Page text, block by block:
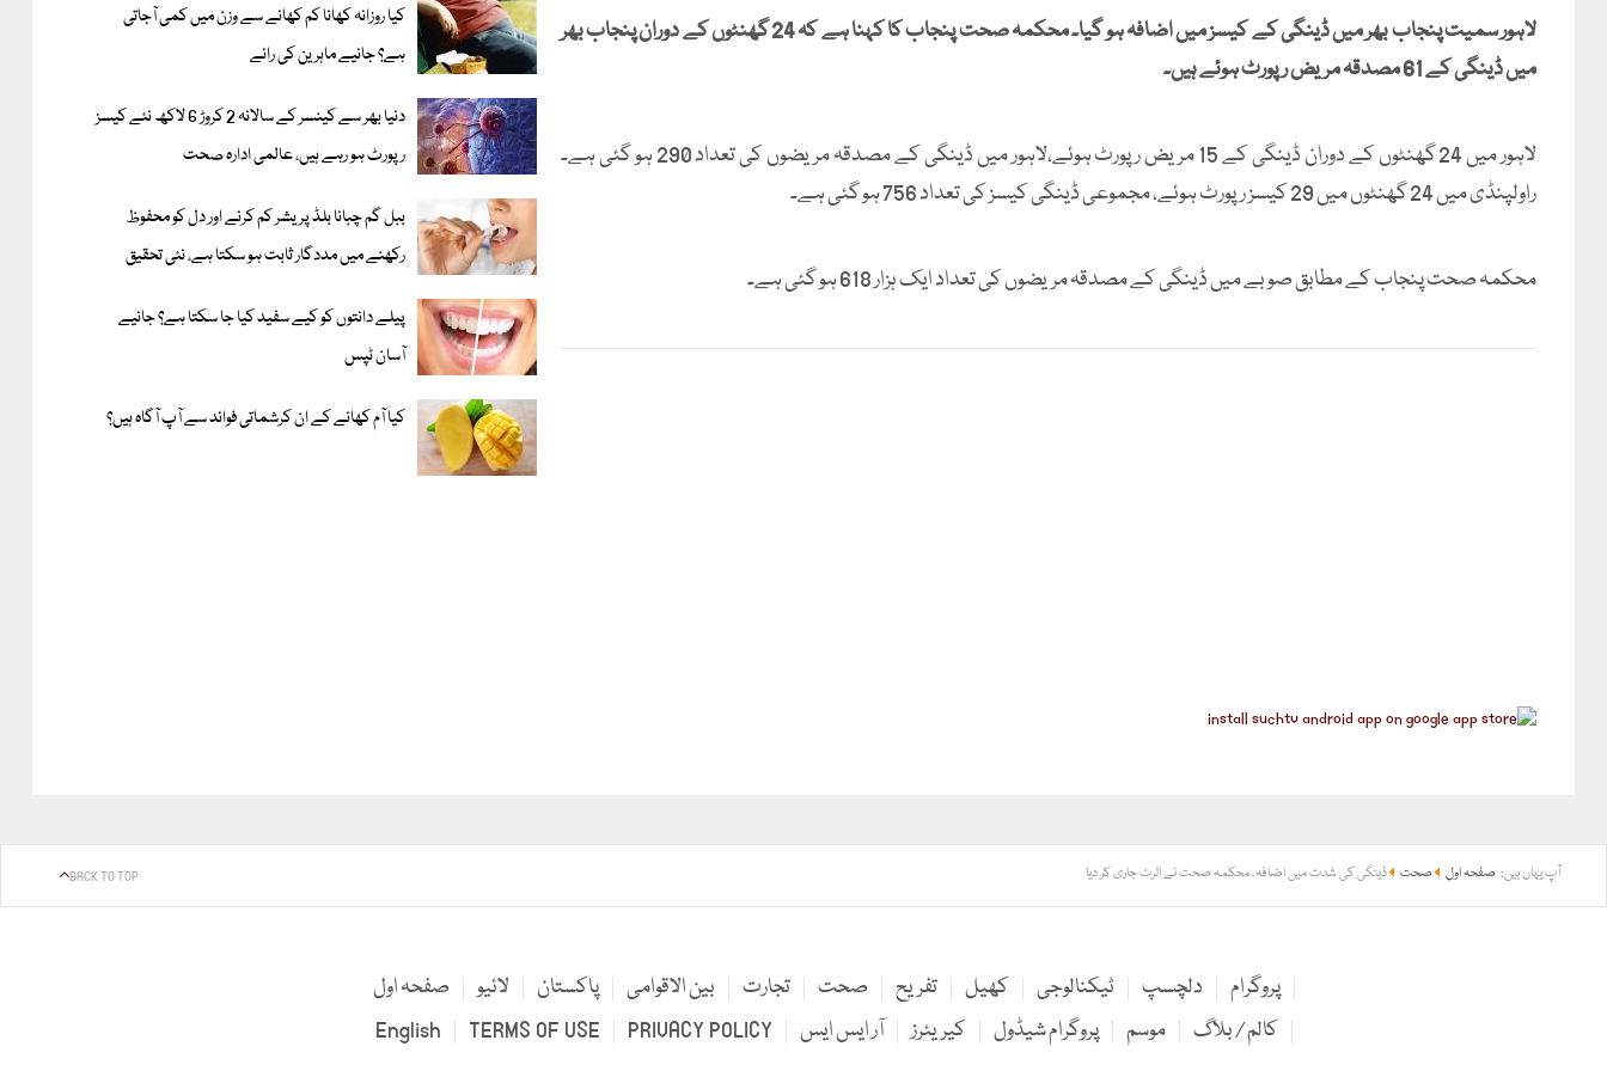
لاہور سمیت پنجاب بھر میں ڈینگی کے کیسز میں اضافہ ہو گیا۔ محکمہ صحت پنجاب کا کہنا ہے کہ 24 گھنٹوں کے دوران پنجاب بھر
میں ڈینگی کے 61 مصدقہ مریض رپورٹ ہوئے ہیں۔
لاہور میں 24 گھنٹوں کے دوران ڈینگی کے 15 مریض رپورٹ ہوئے،لاہور میں ڈینگی کے مصدقہ مریضوں کی تعداد 290 ہو گئی ہے۔
راولپنڈی میں 24 گھنٹوں میں 29 کیسز رپورٹ ہوئے، مجموعی ڈینگی کیسز کی تعداد 756 ہو گئی ہے۔
محکمہ صحت پنجاب کے مطابق صوبے میں ڈینگی کے مصدقہ مریضوں کی تعداد ایک ہزار 618 ہو گئی ہے۔
کیا روزانہ کھانا کم کھانے سے وزن میں کمی آجاتی
ہے؟ جانیے ماہرین کی رائے
دنیا بھر سے کینسر کے سالانہ 2 کروڑ 6 لاکھ نئے کیسز
رپورٹ ہو رہے ہیں، عالمی ادارہ صحت
ببل گم چبانا بلڈ پریشر کم کرنے اور دل کو محفوظ
رکھنے میں مددگار ثابت ہو سکتا ہے، نئی تحقیق
پیلے دانتوں کو کیے سفید کیا جا سکتا ہے؟ جانیے
آسان ٹپس
کیا آم کھانے کے ان کرشماتی فوائد سے آپ آگاہ ہیں؟
آپ یہاں ہیں: صفحہ اول صحت ڈینگی کی شدت میں اضافہ، محکمہ صحت نے الرٹ جاری کر دیا BACK TO TOP
صفحہ اول لائیو پاکستان بین الاقوامی تجارت صحت تفریح کھیل ٹیکنالوجی دلچسپ
پروگرام
English
TERMS OF USE PRIVACY POLICY آر ایس ایس کیریئرز پروگرام شیڈول موسم کالم / بلاگ